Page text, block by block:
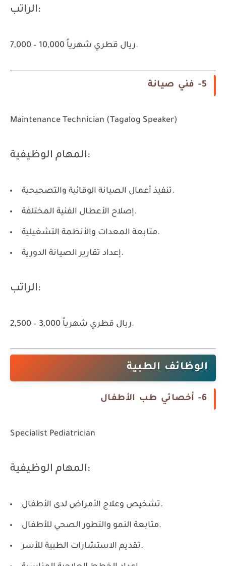
الراتب:
7,000 – 10,000 ريال قطري شهرياً.
5- فني صيانة
Maintenance Technician (Tagalog Speaker)
المهام الوظيفية:
تنفيذ أعمال الصيانة الوقائية والتصحيحية.
إصلاح الأعطال الفنية المختلفة.
متابعة المعدات والأنظمة التشغيلية.
إعداد تقارير الصيانة الدورية.
الراتب:
2,500 – 3,000 ريال قطري شهرياً.
الوظائف الطبية
6- أخصائي طب الأطفال
Specialist Pediatrician
المهام الوظيفية:
تشخيص وعلاج الأمراض لدى الأطفال.
متابعة النمو والتطور الصحي للأطفال.
تقديم الاستشارات الطبية للأسر.